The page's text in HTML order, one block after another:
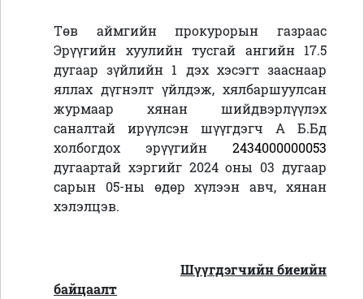
Төв аймгийн прокурорын газраас
Эрүүгийн хуулийн тусгай ангийн 17.5
дугаар зүйлийн 1 дэх хэсэгт зааснаар
яллах дүгнэлт үйлдэж, хялбаршуулсан
журмаар хянан шийдвэрлүүлэх
саналтай ирүүлсэн шүүгдэгч А Б.Бд
холбогдох эрүүгийн 2434000000053
дугаартай хэргийг 2024 оны 03 дугаар
сарын 05-ны өдөр хүлээн авч, хянан
хэлэлцэв.
Шүүгдэгчийн биеийн
байцаалт